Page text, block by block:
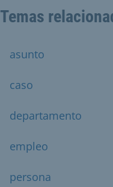
Temas
asunto
caso
departamento
empleo
persona